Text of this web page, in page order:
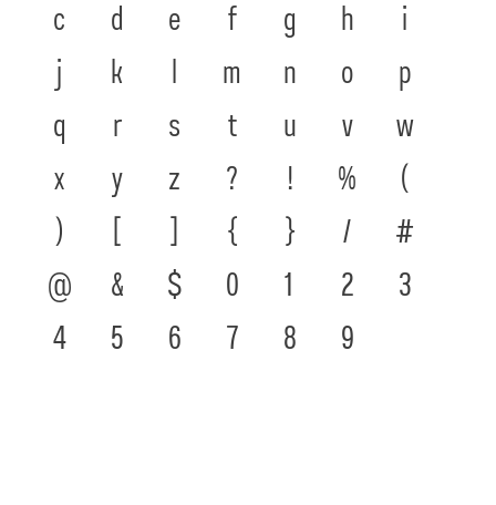
c
d e f g h
i
j
k l m n o
p
q
r s t u v
w
x
y z ? ! %
(
)
{ } /
#
@
& $ 0 1 2
3
4
5 6 7 8 9